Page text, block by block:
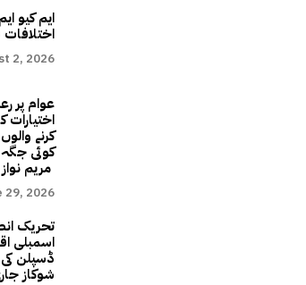
ایم کیو
اختلافات
2, 2026
عوام پر
اختیارات
کرنے
کوئی جگہ
29, 2026
تحریک
اسمبلی
ڈسپلن
شوکاز